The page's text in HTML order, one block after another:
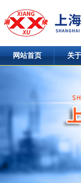
网站首页 关